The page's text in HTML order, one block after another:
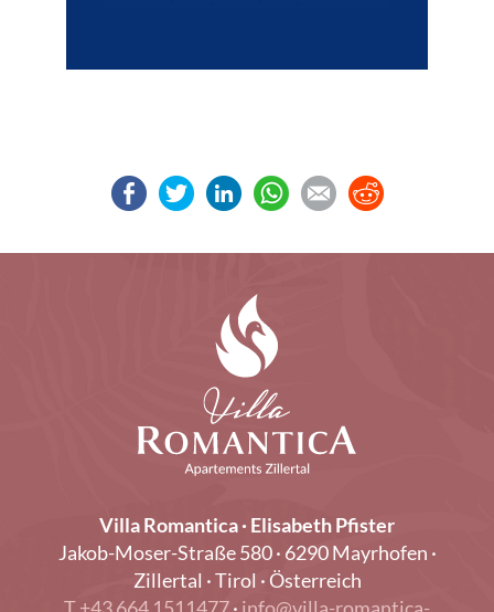
Villa Romantica · Elisabeth Pfister
Jakob-Moser-Straße 580 · 6290 Mayrhofen ·
Zillertal · Tirol · Österreich